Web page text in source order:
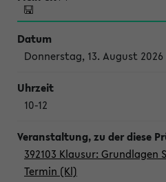
Donnerstag, 13. August 2026
10-12
392103 Klausur:
Termin (Kl)